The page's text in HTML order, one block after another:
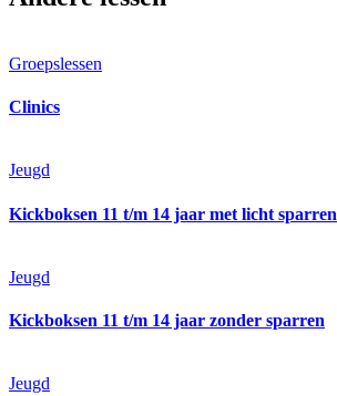
Groepslessen
Clinics
Jeugd
Kickboksen 11 t/m 14 jaar met licht sparren
Jeugd
Kickboksen 11 t/m 14 jaar zonder sparren
Jeugd